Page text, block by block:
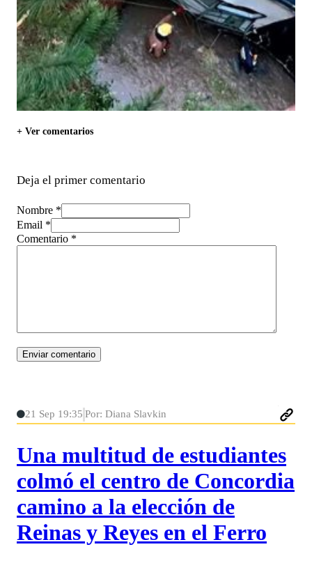
+ Ver comentarios
Deja el primer comentario
Nombre *
Email *
Comentario *
21 Sep 19:35 Por: Diana Slavkin
Una multitud de estudiantes
colmó el centro de Concordia
camino a la elección de
Reinas y Reyes en el Ferro